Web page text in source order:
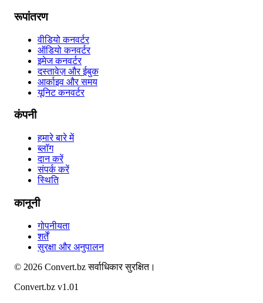
रूपांतरण
वीडियो कनवर्टर
ऑडियो कनवर्टर
इमेज कनवर्टर
दस्तावेज़ और ईबुक
आर्काइव और समय
यूनिट कनवर्टर
कंपनी
हमारे बारे में
ब्लॉग
दान करें
संपर्क करें
स्थिति
कानूनी
गोपनीयता
शर्तें
सुरक्षा और अनुपालन
© 2026 Convert.bzसर्वाधिकार सुरक्षित।
Convert.bz v1.01